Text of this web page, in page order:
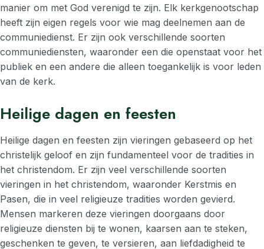
manier om met God verenigd te zijn. Elk kerkgenootschap
heeft zijn eigen regels voor wie mag deelnemen aan de
communiedienst. Er zijn ook verschillende soorten
communiediensten, waaronder een die openstaat voor het
publiek en een andere die alleen toegankelijk is voor leden
van de kerk.
Heilige dagen en feesten
Heilige dagen en feesten zijn vieringen gebaseerd op het
christelijk geloof en zijn fundamenteel voor de tradities in
het christendom. Er zijn veel verschillende soorten
vieringen in het christendom, waaronder Kerstmis en
Pasen, die in veel religieuze tradities worden gevierd.
Mensen markeren deze vieringen doorgaans door
religieuze diensten bij te wonen, kaarsen aan te steken,
geschenken te geven, te versieren, aan liefdadigheid te